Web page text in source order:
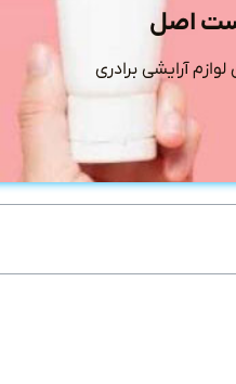
اصل
آرایشی برادری